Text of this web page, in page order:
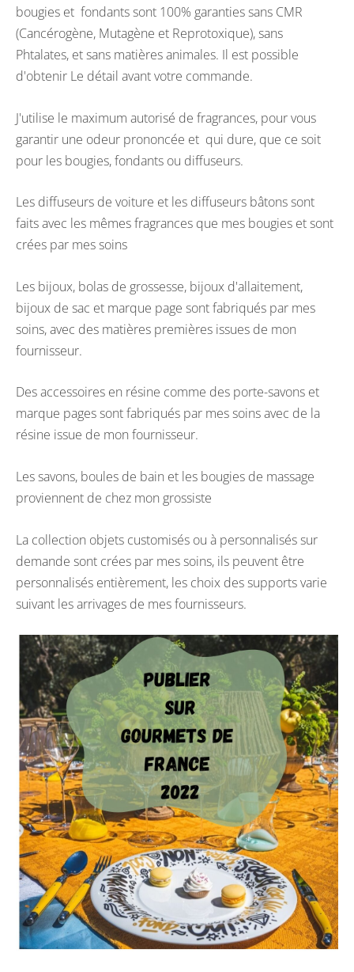
bougies et fondants sont 100% garanties sans CMR
(Cancérogène, Mutagène et Reprotoxique), sans
Phtalates, et sans matières animales. Il est possible
d'obtenir Le détail avant votre commande.
J'utilise le maximum autorisé de fragrances, pour vous
garantir une odeur prononcée et qui dure, que ce soit
pour les bougies, fondants ou diffuseurs.
Les diffuseurs de voiture et les diffuseurs bâtons sont
faits avec les mêmes fragrances que mes bougies et sont
crées par mes soins
Les bijoux, bolas de grossesse, bijoux d'allaitement,
bijoux de sac et marque page sont fabriqués par mes
soins, avec des matières premières issues de mon
fournisseur.
Des accessoires en résine comme des porte-savons et
marque pages sont fabriqués par mes soins avec de la
résine issue de mon fournisseur.
Les savons, boules de bain et les bougies de massage
proviennent de chez mon grossiste
La collection objets customisés ou à personnalisés sur
demande sont crées par mes soins, ils peuvent être
personnalisés entièrement, les choix des supports varie
suivant les arrivages de mes fournisseurs.